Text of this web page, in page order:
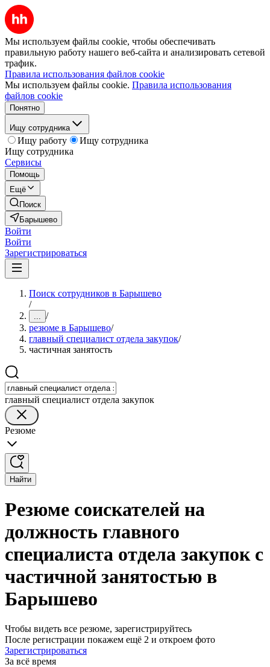
Мы используем файлы cookie, чтобы обеспечивать
правильную работу нашего веб-сайта и анализировать сетевой
трафик.
Правила использования файлов cookie
Мы используем файлы cookie. Правила использования
файлов cookie
Понятно
Ищу сотрудника
Ищу работу
Ищу сотрудника
Ищу сотрудника
Сервисы
Помощь
Ещё
Поиск
Барышево
Войти
Войти
Зарегистрироваться
Поиск сотрудников в Барышево
/
... /
резюме в Барышево/
главный специалист отдела закупок/
частичная занятость
главный специалист отдела закупок
Резюме
Найти
Резюме соискателей на
должность главного
специалиста отдела закупок с
частичной занятостью в
Барышево
Чтобы видеть все резюме, зарегистрируйтесь
После регистрации покажем ещё 2 и откроем фото
Зарегистрироваться
За всё время